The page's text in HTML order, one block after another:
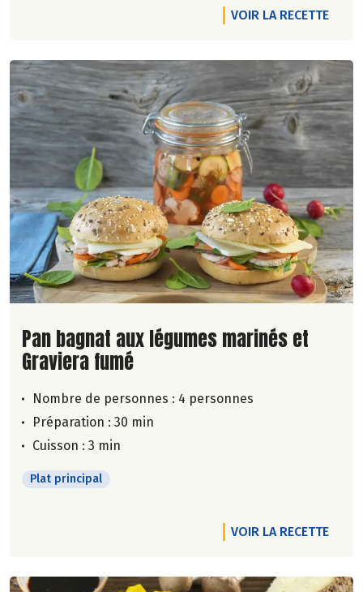
VOIR LA RECETTE
Lire la suite de la recette
Pan bagnat aux légumes marinés et
Graviera fumé
Nombre de personnes : 4 personnes
Préparation : 30 min
Cuisson : 3 min
Plat principal
VOIR LA RECETTE